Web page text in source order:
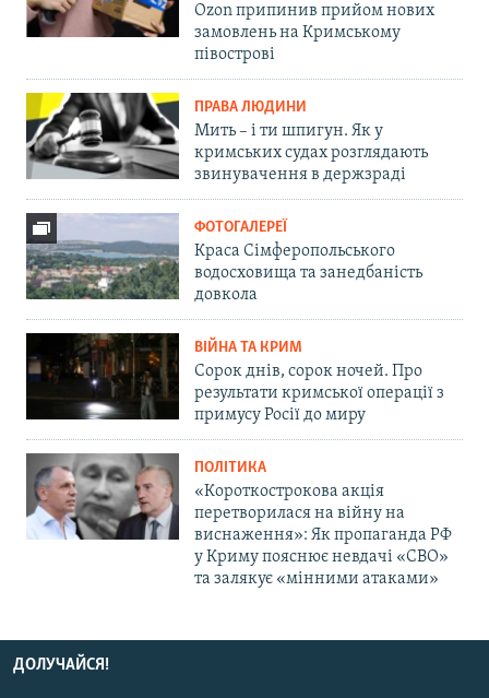
Ozon припинив прийом нових
замовлень на Кримському
півострові
ПРАВА ЛЮДИНИ
Мить – і ти шпигун. Як у
кримських судах розглядають
звинувачення в держзраді
ФОТОГАЛЕРЕЇ
Краса Сімферопольського
водосховища та занедбаність
довкола
ВІЙНА ТА КРИМ
Сорок днів, сорок ночей. Про
результати кримської операції з
примусу Росії до миру
ПОЛІТИКА
«Короткострокова акція
перетворилася на війну на
виснаження»: Як пропаганда РФ
у Криму пояснює невдачі «СВО»
та залякує «мінними атаками»
ДОЛУЧАЙСЯ!